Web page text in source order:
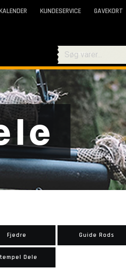
Fjedre Guide Rods
Dele
KUNDESERVICE GAVEKORT